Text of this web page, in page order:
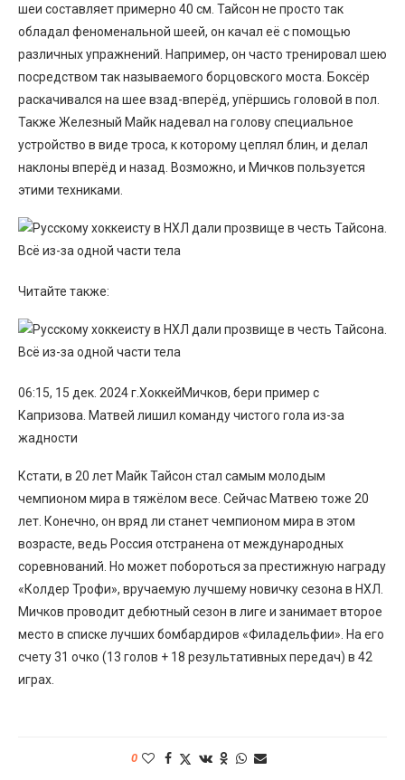
шеи составляет примерно 40 см. Тайсон не просто так
обладал феноменальной шеей, он качал её с помощью
различных упражнений. Например, он часто тренировал шею
посредством так называемого борцовского моста. Боксёр
раскачивался на шее взад-вперёд, упёршись головой в пол.
Также Железный Майк надевал на голову специальное
устройство в виде троса, к которому цеплял блин, и делал
наклоны вперёд и назад. Возможно, и Мичков пользуется
этими техниками.
Читайте также:
06:15, 15 дек. 2024 г.ХоккейМичков, бери пример с
Капризова. Матвей лишил команду чистого гола из-за
жадности
Кстати, в 20 лет Майк Тайсон стал самым молодым
чемпионом мира в тяжёлом весе. Сейчас Матвею тоже 20
лет. Конечно, он вряд ли станет чемпионом мира в этом
возрасте, ведь Россия отстранена от международных
соревнований. Но может побороться за престижную награду
«Колдер Трофи», вручаемую лучшему новичку сезона в НХЛ.
Мичков проводит дебютный сезон в лиге и занимает второе
место в списке лучших бомбардиров «Филадельфии». На его
счету 31 очко (13 голов + 18 результативных передач) в 42
играх.
0